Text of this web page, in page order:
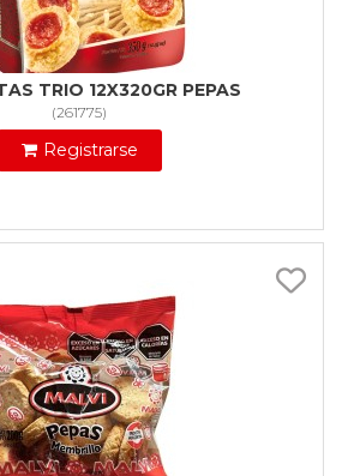
TRIO 12X320GR PEPAS
(261775)
Registrarse